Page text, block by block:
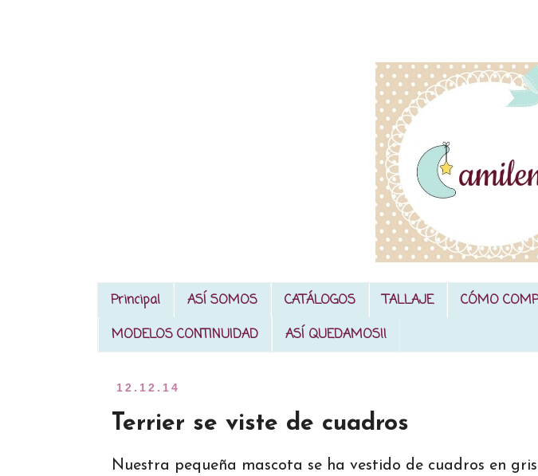
Principal ASÍ SOMOS CATÁLOGOS TALLAJE CÓMO
MODELOS CONTINUIDAD
ASÍ QUEDAMOS!!
12.12.14
Terrier se viste de cuadros
Nuestra pequeña mascota se ha vestido de cuadros en